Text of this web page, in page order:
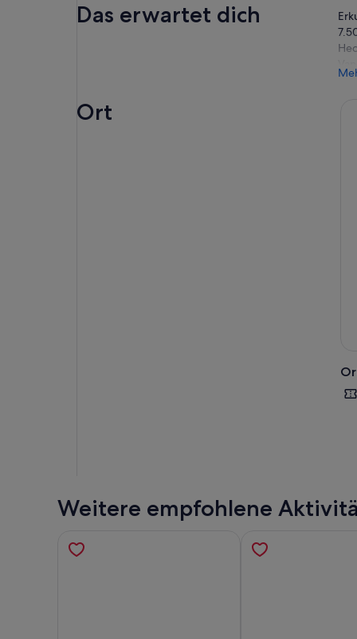
Das erwartet dich
Ort
Weitere empfohlene